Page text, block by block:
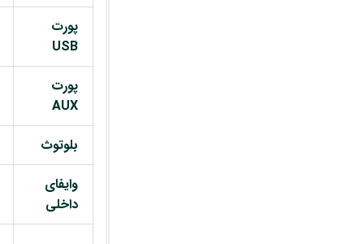
پورت
USB
پورت
AUX
بلوتوث
وایفای
داخلی